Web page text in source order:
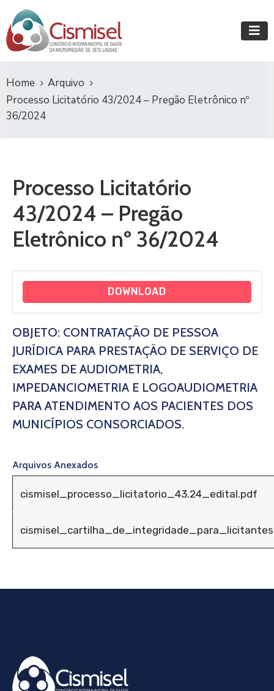
Home
Arquivo
Processo Licitatório 43/2024 – Pregão Eletrônico nº
36/2024
Processo Licitatório
43/2024 – Pregão
Eletrônico nº 36/2024
DOWNLOAD
OBJETO: CONTRATAÇÃO DE PESSOA
JURÍDICA PARA PRESTAÇÃO DE SERVIÇO DE
EXAMES DE AUDIOMETRIA,
IMPEDANCIOMETRIA E LOGOAUDIOMETRIA
PARA ATENDIMENTO AOS PACIENTES DOS
MUNICÍPIOS CONSORCIADOS.
Arquivos Anexados
cismisel_processo_licitatorio_43.24_edital.pdf